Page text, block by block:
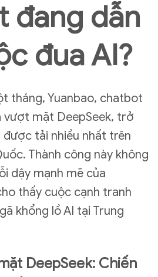
đang dẫn
đua AI?
tháng, Yuanbao, chatbot
vượt mặt DeepSeek, trở
được tải nhiều nhất trên
Thành công này không
dậy mạnh mẽ của
thấy cuộc cạnh tranh
khổng lồ AI tại Trung
DeepSeek: Chiến